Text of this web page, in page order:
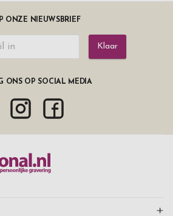
ONZE NIEUWSBRIEF
Klaar
ONS OP SOCIAL MEDIA